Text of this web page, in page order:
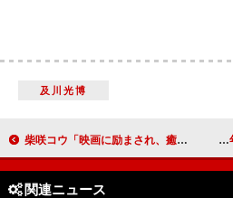
及川光博
柴咲コウ「映画に励まされ、癒やされた」 御法川監督「寺島さんはお嬢さんの薫りがする」
関連ニュース